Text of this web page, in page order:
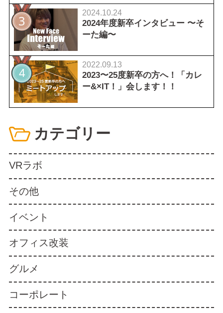
カテゴリー
VRラボ
その他
イベント
オフィス改装
グルメ
コーポレート
2024.10.24
2024年度新卒インタビュー 〜そ
ーた編〜
2022.09.13
2023〜25度新卒の方へ！「カレ
ー&×IT！」会します！！